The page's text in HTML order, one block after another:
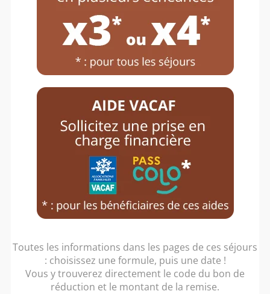
réservation de séjour VACAF / PASS
Si vous avez besoin
d’informations préalables, nous vous
invitons à lire notre page « Aides et
bons VACAF »et« Aides PASS
COLO ».
DES SÉJOURS DE COLONIES
DE VACANCES DE QUALITÉ
AUX MEILLEURS TARIFS !
Toutes les informations dans les pages de ces séjours
: choisissez une formule, puis une date !
Vous y trouverez directement le code du bon de
réduction et le montant de la remise.